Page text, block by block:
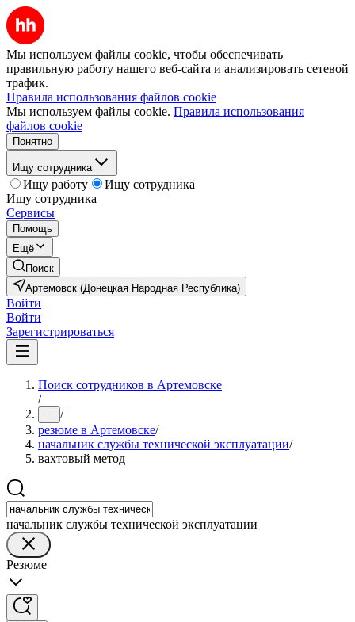
Мы используем файлы cookie, чтобы обеспечивать
правильную работу нашего веб-сайта и анализировать сетевой
трафик.
Правила использования файлов cookie
Мы используем файлы cookie. Правила использования
файлов cookie
Понятно
Ищу сотрудника
Ищу работу
Ищу сотрудника
Ищу сотрудника
Сервисы
Помощь
Ещё
Поиск
Артемовск (Донецкая Народная Республика)
Войти
Войти
Зарегистрироваться
Поиск сотрудников в Артемовске
/
... /
резюме в Артемовске/
начальник службы технической эксплуатации/
вахтовый метод
начальник службы технической эксплуатации
Резюме